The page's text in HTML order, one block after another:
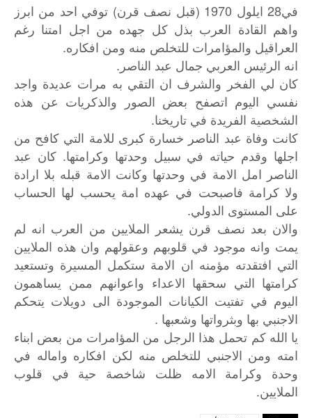
في28 ايلول 1970 (قبل نصف قرن) توفي احد من ابرز
واهم القادة العرب بذل كل جهده من اجل امتنا رغم
العراقيل والمؤامرات للتخلص منه ومن افكاره.
انه الرئيس العربي جمال عبد الناصر.
كان لي الفخر والشرف ان التقي به مرات عديدة واجد
نفسي اليوم اتصفح بعض الصور والذكريات عن هذه
الشخصية الفريدة في تاريخنا.
كانت وفاة عبد الناصر خسارة كبرى للامة التي كافح من
اجلها وقدم حياته في سبيل وحدتها وكرامتها. كان عبد
الناصر امل الامة في وحدتها وكانت الامة قبله بلا ارادة
ولا كرامة فاصبحت في عهده امة يحسب لها الحساب
على المستوى الدولي.
والان بعد نصف قرن يشعر الملايين من العرب انه لم
يمت وانه موجود في قلوبهم وعقولهم وان هذه الملايين
التي افتقدته مؤمنه ان الامة ستكمل المسيرة وتستعيد
كرامتها التي سحقها الاعداء واعوانهم ممن يساهمون
اليوم في تفتيت الكيانات الموجودة الى دويلات يتحكم
الاجنبي بها وبثرواتها وشعبها .
يا الله كم تحمل هذا الرجل من المؤامرات من بعض ابناء
امته ومن الاجنبي للتخلص منه لكن افكاره واماله في
وحدة
وكرامة الامه ظلت شاخصة حية في
قلوب
الملايين.